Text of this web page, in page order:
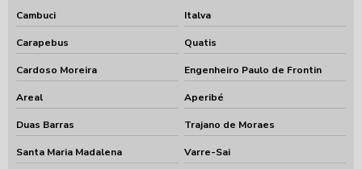
Cambuci Italva
Carapebus Quatis
Cardoso Moreira Engenheiro Paulo de Frontin
Areal Aperibé
Duas Barras Trajano de Moraes
Santa Maria Madalena Varre-Sai